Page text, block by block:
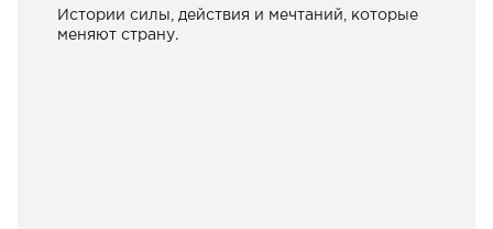
Истории силы, действия и мечтаний, которые
меняют страну.